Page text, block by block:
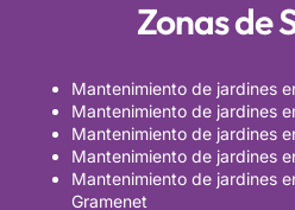
Zonas de
Mantenimiento de jardines
Mantenimiento de jardines
Mantenimiento de jardines
Mantenimiento de jardines
Mantenimiento de jardines
Gramenet